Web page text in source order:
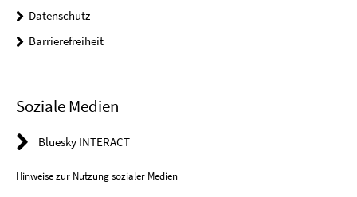
Datenschutz
Barrierefreiheit
Soziale Medien
Bluesky INTERACT
Hinweise zur Nutzung sozialer Medien